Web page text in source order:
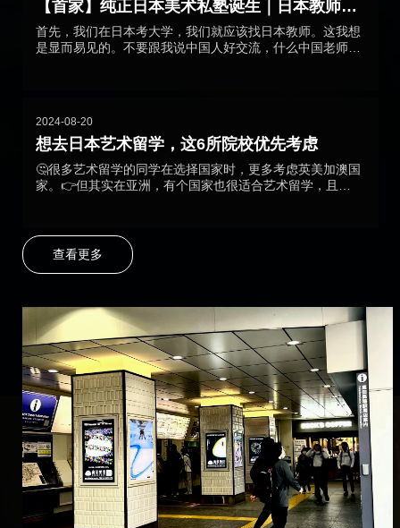
【首家】纯正日本美术私塾诞生｜日本教师｜
按月付费
首先，我们在日本考大学，我们就应该找日本教师。这我想
是显而易见的。不要跟我说中国人好交流，什么中国老师懂
@senzaki_ryousuke 终于来了！天神下凡，就是…
2024-08-20
想去日本艺术留学，这6所院校优先考虑
🤔很多艺术留学的同学在选择国家时，更多考虑英美加澳国
家。👉但其实在亚洲，有个国家也很适合艺术留学，且性
计❓动漫设计❓雕塑❓还是影视专业❓-💟今天，老师就给大家
盘点6家艺术留学知名院校🎨武藏野艺术大学更注重学生的
学术性，追求自由、创新🌀的思想✅…
查看更多